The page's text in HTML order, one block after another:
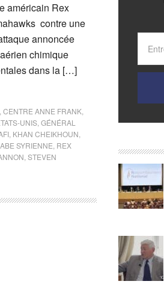
américain Rex
contre une
annoncée
chimique
dans la […]
CENTRE ANNE FRANK
UNIS GÉNÉRAL
KHAN CHEIKHOUN
SYRIENNE REX
STEVEN